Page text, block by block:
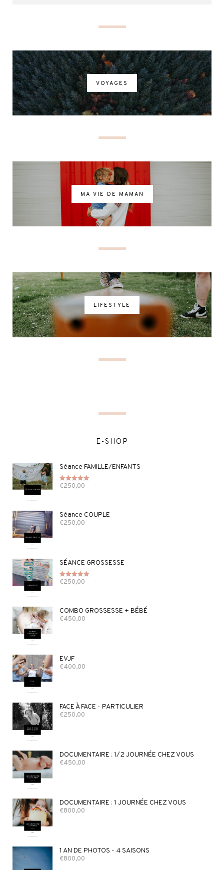
VOYAGES
MA VIE DE MAMAN
LIFESTYLE
E-SHOP
Séance FAMILLE/ENFANTS
Note5.00
€250,00
Séance COUPLE
€250,00
SÉANCE GROSSESSE
Note5.00
€250,00
COMBO GROSSESSE + BÉBÉ
€450,00
EVJF
€400,00
FACE À FACE - PARTICULIER
€250,00
DOCUMENTAIRE : 1/2 JOURNÉE CHEZ VOUS
€450,00
DOCUMENTAIRE : 1 JOURNÉE CHEZ VOUS
€800,00
1 AN DE PHOTOS - 4 SAISONS
€800,00